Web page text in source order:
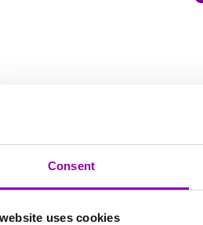
Consent
uses cookies
Quando lo
dal un centro